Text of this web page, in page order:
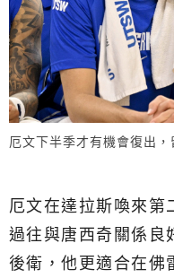
厄文下半季才有機會復出
厄文在達拉斯喚來第
過往與唐西奇關係良
後衛，他更適合在佛